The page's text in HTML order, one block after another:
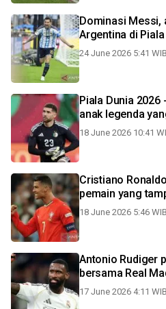
Dominasi Messi,
Argentina di Piala
24 June 2026 5:41 WIB
Piala Dunia 2026
anak legenda
18 June 2026 10:41
Cristiano
pemain yang
18 June 2026 5:46 WIB
Antonio Rudiger
bersama Real
17 June 2026 4:11 WIB